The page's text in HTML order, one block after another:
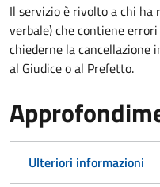
Il servizio è rivolto a chi ha
verbale) che contiene
chiederne la cancellazione
al Giudice o al Prefetto.
Ulteriori informazioni